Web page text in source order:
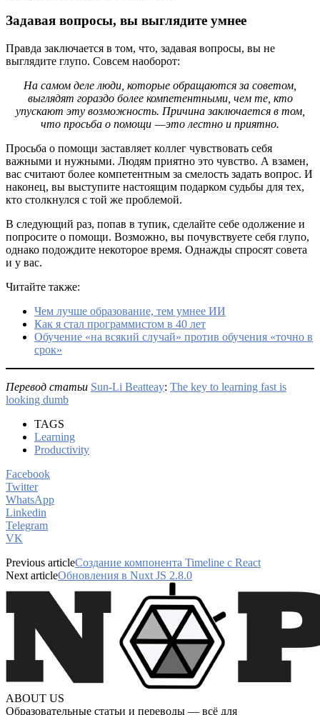
Задавая вопросы, вы выглядите умнее
Правда заключается в том, что, задавая вопросы, вы не
выглядите глупо. Совсем наоборот:
На самом деле люди, которые обращаются за советом,
выглядят гораздо более компетентными, чем те, кто
упускают эту возможность. Причина заключается в том,
что просьба о помощи — это лестно и приятно.
Просьба о помощи заставляет коллег чувствовать себя
важными и нужными. Людям приятно это чувство. А взамен,
вас считают более компетентным за смелость задать вопрос. И
наконец, вы выступите настоящим подарком судьбы для тех,
кто столкнулся с той же проблемой.
В следующий раз, попав в тупик, сделайте себе одолжение и
попросите о помощи. Возможно, вы почувствуете себя глупо,
однако подождите некоторое время. Однажды спросят совета
и у вас.
Читайте также:
Чем лучше образование, тем умнее ИИ
Как я стал программистом в 40 лет
Обучение «на всякий случай» против обучения «точно в
срок»
Перевод статьи Sun-Li Beatteay: The key to learning fast is
looking dumb
TAGS
Learning
Productivity
Facebook
Twitter
WhatsApp
Linkedin
Telegram
VK
Previous articleСоздание компонента Timeline с React
Next articleОбновления в Nuxt JS 2.8.0
ABOUT US
Образовательные статьи и переводы — всё для